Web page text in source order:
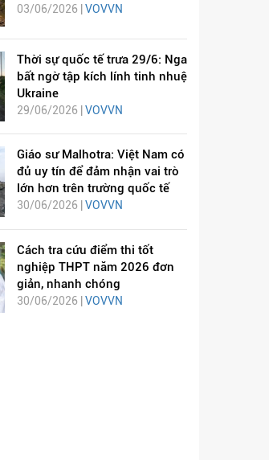
03/06/2026 | VOVVN
Thời sự quốc tế trưa 29/6: Nga
bất ngờ tập kích lính tinh nhuệ
Ukraine
29/06/2026 | VOVVN
Giáo sư Malhotra: Việt Nam có
đủ uy tín để đảm nhận vai trò
lớn hơn trên trường quốc tế
30/06/2026 | VOVVN
Cách tra cứu điểm thi tốt
nghiệp THPT năm 2026 đơn
giản, nhanh chóng
30/06/2026 | VOVVN